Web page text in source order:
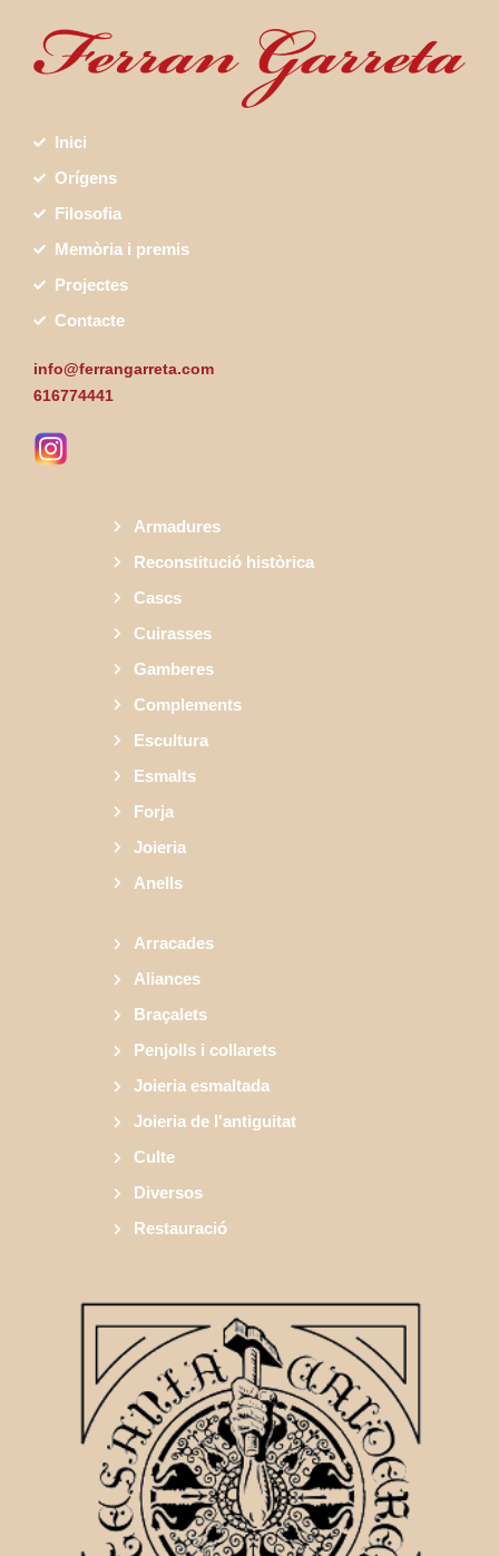
Inici
Orígens
Filosofia
Memòria i premis
Projectes
Contacte
info@ferrangarreta.com
616774441
Armadures
Reconstitució històrica
Cascs
Cuirasses
Gamberes
Complements
Escultura
Esmalts
Forja
Joieria
Anells
Arracades
Aliances
Braçalets
Penjolls i collarets
Joieria esmaltada
Joieria de l'antiguitat
Culte
Diversos
Restauració